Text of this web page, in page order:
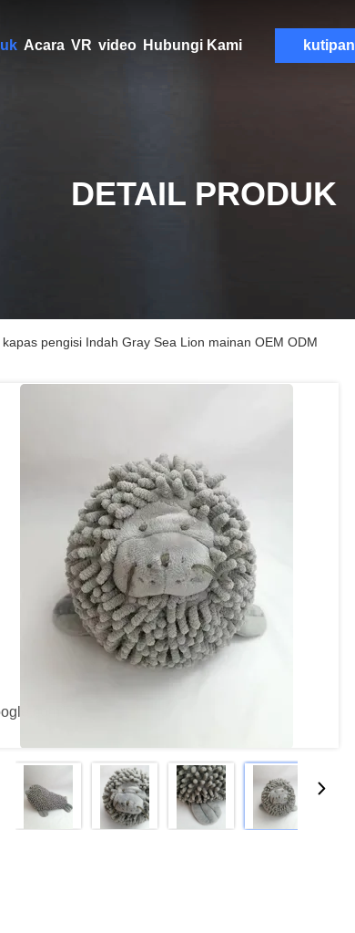
Acara VR video Hubungi Kami kutipan
DETAIL PRODUK
pengisi Indah Gray Sea Lion mainan OEM ODM